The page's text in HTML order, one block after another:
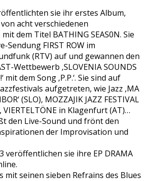
sie ihr erstes Album,
acht verschiedenen
dem Titel BATHING SEAS0N. Sie
Sendung FIRST ROW im
(RTV) auf und gewannen den
Wettbewerb ‚SLOVENIA SOUNDS
mit dem Song ‚P.P.‘. Sie sind auf
aufgetreten, wie Jazz ‚MA
(SLO), MOZZAJIK JAZZ FESTIVAL
VIERTELTÖNE in Klagenfurt (AT)…
den Live-Sound und frönt den
der Improvisation und
veröffentlichen sie ihre EP DRAMA
mit seinen sieben Refrains des Blues